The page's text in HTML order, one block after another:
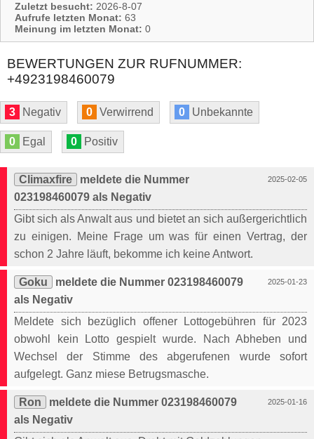
Zuletzt besucht: 2026-8-07
Aufrufe letzten Monat: 63
Meinung im letzten Monat: 0
BEWERTUNGEN ZUR RUFNUMMER:
+4923198460079
3 Negativ 0 Verwirrend 0 Unbekannte
0 Egal 0 Positiv
2025-02-05
Climaxfire
meldete die Nummer
023198460079 als Negativ
Gibt sich als Anwalt aus und bietet an sich außergerichtlich
zu einigen. Meine Frage um was für einen Vertrag, der
schon 2 Jahre läuft, bekomme ich keine Antwort.
2025-01-23
Goku
meldete die Nummer 023198460079
als Negativ
Meldete sich bezüglich offener Lottogebühren für 2023
obwohl kein Lotto gespielt wurde. Nach Abheben und
Wechsel der Stimme des abgerufenen wurde sofort
aufgelegt. Ganz miese Betrugsmasche.
2025-01-16
Ron
meldete die Nummer 023198460079
als Negativ